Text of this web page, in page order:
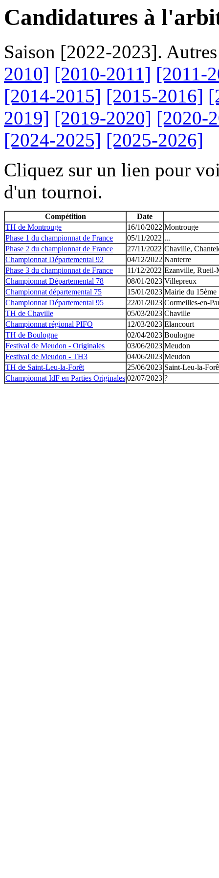
Candidatures à
Saison [2022-2023].
2010] [2010-2011] [2011-
[2014-2015] [2015-2016]
2019] [2019-2020] [2020-
[2024-2025] [2025-2026]
Cliquez sur un lien pour
d'un tournoi.
Compétition
Date
TH de Montrouge
16/10/2022 Montrouge
Phase 1 du championnat de France
05/11/2022 ...
Phase 2 du championnat de France
27/11/2022 Chaville,
Championnat Départemental 92
04/12/2022 Nanterre
Phase 3 du championnat de France
11/12/2022 Ezanville, Rueil-
Championnat Départemental 78
08/01/2023 Villepreux
Championnat départemental 75
15/01/2023 Mairie du 15ème
Championnat Départemental 95
22/01/2023 Cormeilles-en-
TH de Chaville
05/03/2023 Chaville
Championnat régional PIFO
12/03/2023 Elancourt
TH de Boulogne
02/04/2023 Boulogne
Festival de Meudon - Originales
03/06/2023 Meudon
Festival de Meudon - TH3
04/06/2023 Meudon
TH de Saint-Leu-la-Forêt
25/06/2023 Saint-Leu-la-
Championnat IdF en Parties Originales 02/07/2023 ?